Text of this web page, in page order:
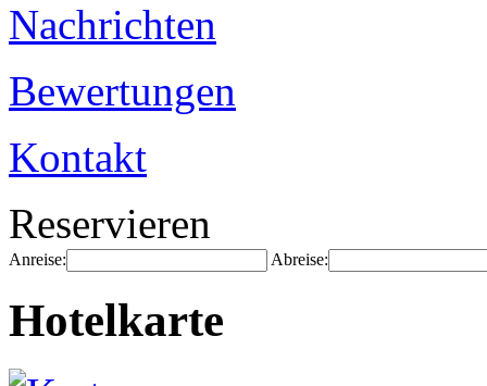
Nachrichten
Bewertungen
Kontakt
Reservieren
Anreise: Abreise:
Hotelkarte